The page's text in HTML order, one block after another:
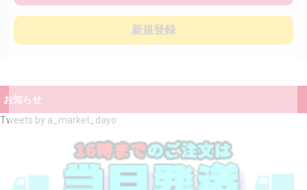
新規登録
お知らせ
Tweets by a_market_dayo